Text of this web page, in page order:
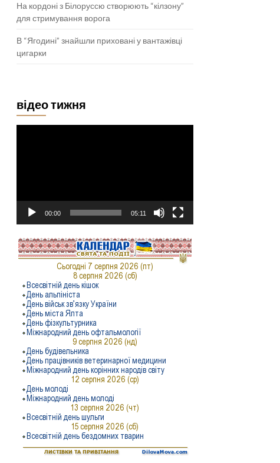
На кордоні з Білоруссю створюють “кілзону”
для стримування ворога
В “Ягодині” знайшли приховані у вантажівці
цигарки
відео тижня
00:00 05:11